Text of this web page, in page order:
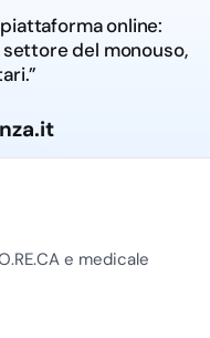
online:
del monouso,
e medicale